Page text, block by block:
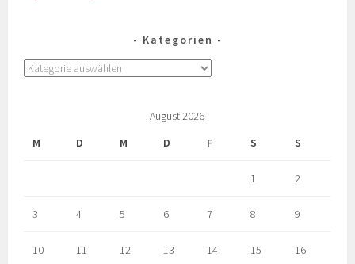
Kategorien
August 2026
M
D M D F S S
1 2
3 4 5 6 7 8 9
10 11 12 13 14 15 16